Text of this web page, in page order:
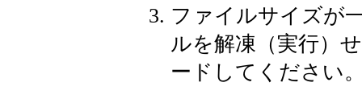
ファイルサイズが
ルを解凍（実行）
ードしてください